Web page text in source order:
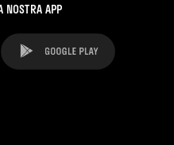
NOSTRA APP